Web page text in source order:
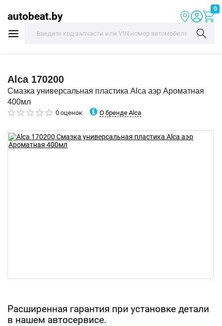
autobeat.by
0
Alca 170200
Смазка универсальная пластика Alca аэр Ароматная
400мл
0 оценок О бренде Alca
Расширенная гарантия при установке детали
в нашем автосервисе.